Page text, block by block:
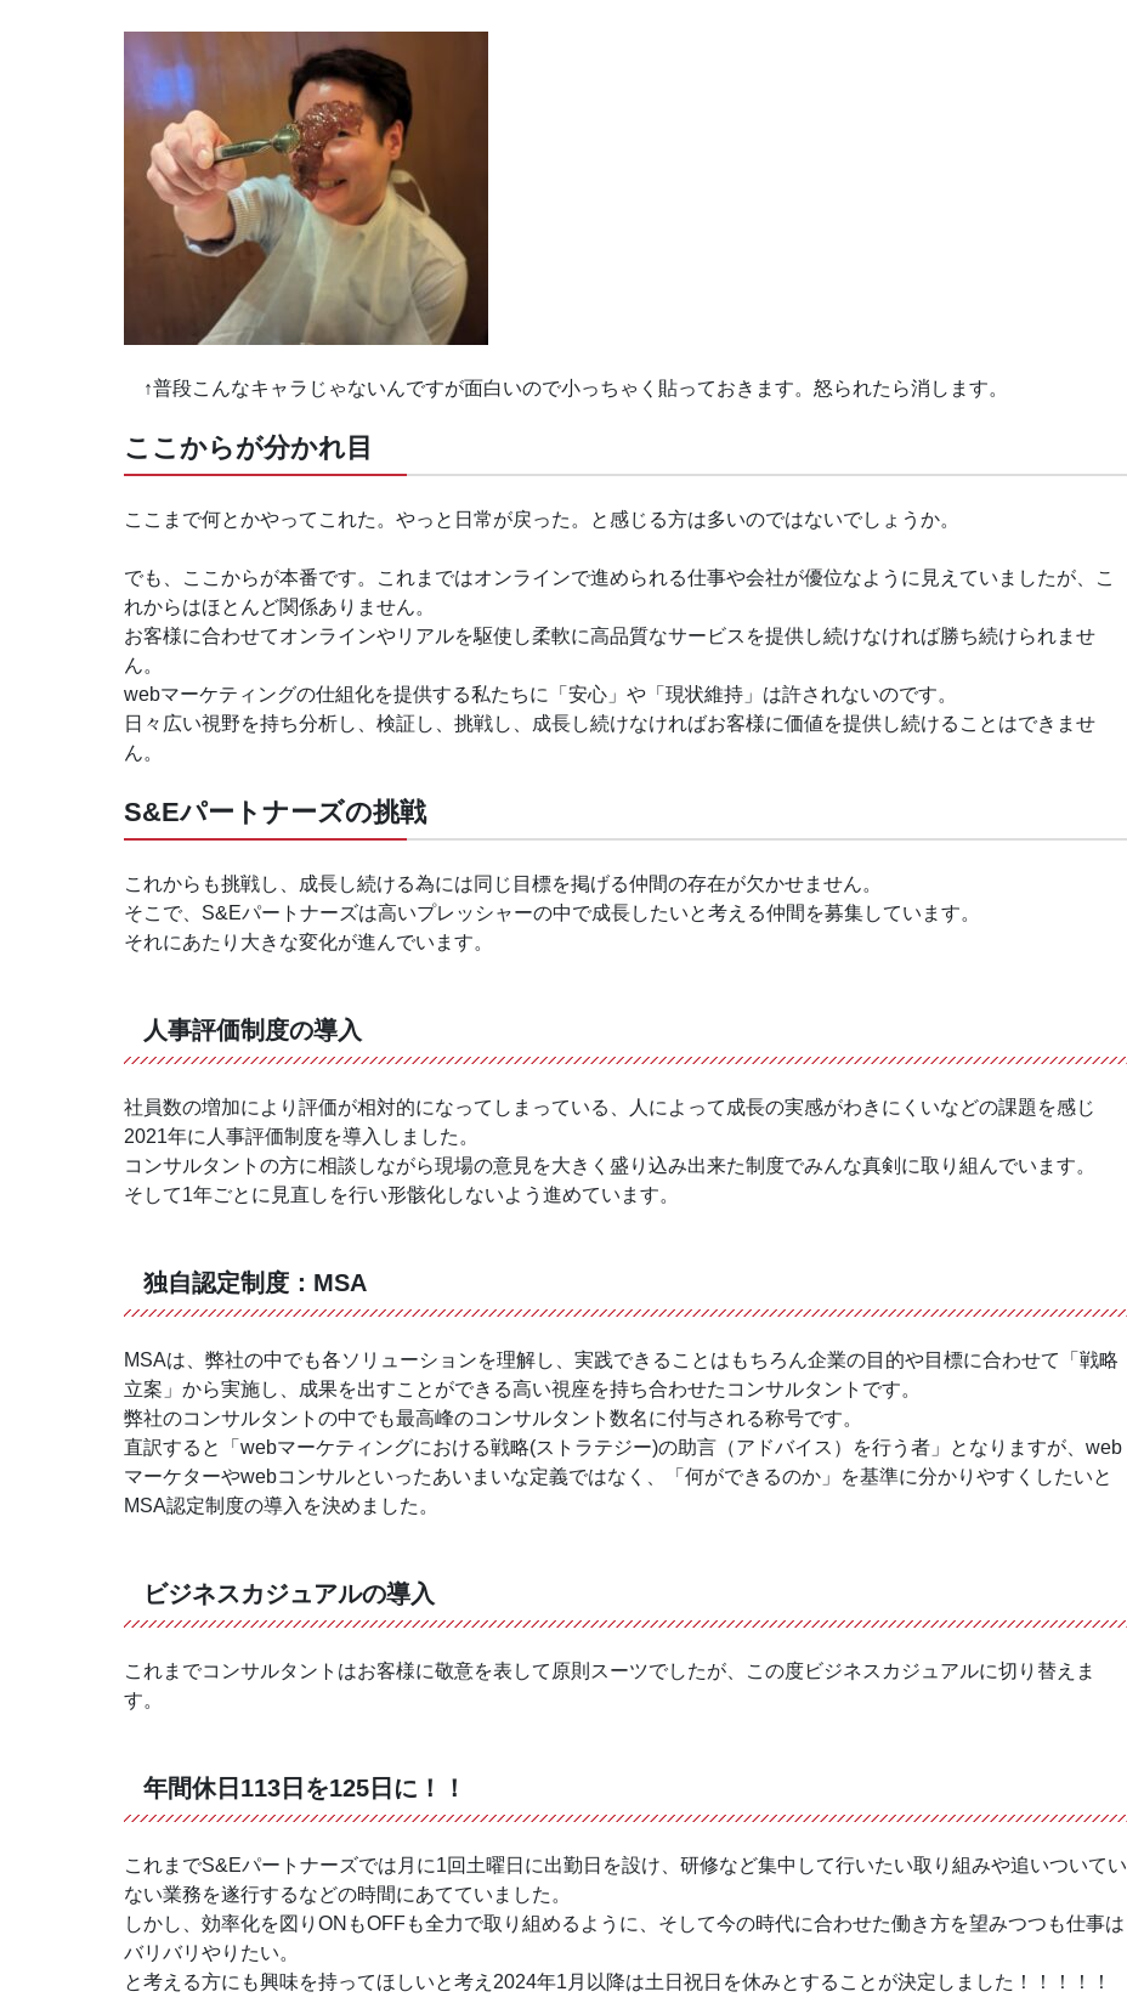
↑普段こんなキャラじゃないんですが面白いので小っちゃく貼っておきます。怒られたら消します。
ここからが分かれ目
ここまで何とかやってこれた。やっと日常が戻った。と感じる方は多いのではないでしょうか。
でも、ここからが本番です。これまではオンラインで進められる仕事や会社が優位なように見えていましたが、こ
れからはほとんど関係ありません。
お客様に合わせてオンラインやリアルを駆使し柔軟に高品質なサービスを提供し続けなければ勝ち続けられませ
ん。
webマーケティングの仕組化を提供する私たちに「安心」や「現状維持」は許されないのです。
日々広い視野を持ち分析し、検証し、挑戦し、成長し続けなければお客様に価値を提供し続けることはできませ
ん。
S&Eパートナーズの挑戦
これからも挑戦し、成長し続ける為には同じ目標を掲げる仲間の存在が欠かせません。
そこで、S&Eパートナーズは高いプレッシャーの中で成長したいと考える仲間を募集しています。
それにあたり大きな変化が進んでいます。
人事評価制度の導入
社員数の増加により評価が相対的になってしまっている、人によって成長の実感がわきにくいなどの課題を感じ
2021年に人事評価制度を導入しました。
コンサルタントの方に相談しながら現場の意見を大きく盛り込み出来た制度でみんな真剣に取り組んでいます。
そして1年ごとに見直しを行い形骸化しないよう進めています。
独自認定制度：MSA
MSAは、弊社の中でも各ソリューションを理解し、実践できることはもちろん企業の目的や目標に合わせて「戦略
立案」から実施し、成果を出すことができる高い視座を持ち合わせたコンサルタントです。
弊社のコンサルタントの中でも最高峰のコンサルタント数名に付与される称号です。
直訳すると「webマーケティングにおける戦略(ストラテジー)の助言（アドバイス）を行う者」となりますが、web
マーケターやwebコンサルといったあいまいな定義ではなく、「何ができるのか」を基準に分かりやすくしたいと
MSA認定制度の導入を決めました。
ビジネスカジュアルの導入
これまでコンサルタントはお客様に敬意を表して原則スーツでしたが、この度ビジネスカジュアルに切り替えま
す。
年間休日113日を125日に！！
これまでS&Eパートナーズでは月に1回土曜日に出勤日を設け、研修など集中して行いたい取り組みや追いついてい
ない業務を遂行するなどの時間にあてていました。
しかし、効率化を図りONもOFFも全力で取り組めるように、そして今の時代に合わせた働き方を望みつつも仕事は
バリバリやりたい。
と考える方にも興味を持ってほしいと考え2024年1月以降は土日祝日を休みとすることが決定しました！！！！！